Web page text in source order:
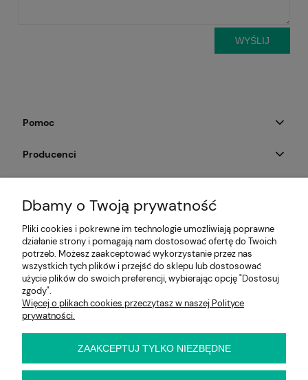
WYŚLIJ
Pomoc
Producenci
Informacje
E-KRZESŁO
Biuro handlowe (bez ekspozycji). Prosimy o wcześniejszy
kontakt przed wizytą
ul. Cynamonowa 2,
woj. dolnośląskie
Dbamy o Twoją prywatność
Pliki cookies i pokrewne im technologie umożliwiają poprawne
działanie strony i pomagają nam dostosować ofertę do Twoich
potrzeb. Możesz zaakceptować wykorzystanie przez nas
wszystkich tych plików i przejść do sklepu lub dostosować
użycie plików do swoich preferencji, wybierając opcję "Dostosuj
zgody".
Więcej o plikach cookies przeczytasz w naszej Polityce
prywatności.
ZAAKCEPTUJ TYLKO NIEZBĘDNE